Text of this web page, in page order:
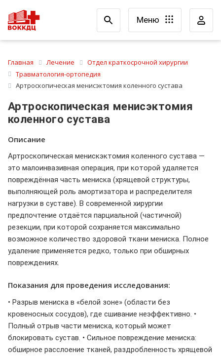
Меню
Главная Лечение
Отдел краткосрочной хирургии
Травматология-ортопедия
Артроскопическая менисэктомия коленного сустава
Артроскопическая менисэктомия
коленного сустава
Описание
Артроскопическая менискэктомия коленного сустава —
это малоинвазивная операция, при которой удаляется
повреждённая часть мениска (хрящевой структуры,
выполняющей роль амортизатора и распределителя
нагрузки в суставе). В современной хирургии
предпочтение отдаётся парциальной (частичной)
резекции, при которой сохраняется максимально
возможное количество здоровой ткани мениска. Полное
удаление применяется редко, только при обширных
повреждениях.
Показания для проведения исследования:
• Разрыв мениска в «белой зоне» (области без
кровеносных сосудов), где сшивание неэффективно. •
Полный отрыв части мениска, который может
блокировать сустав. • Сильное повреждение мениска:
обширное расслоение тканей, раздробленность хрящевой